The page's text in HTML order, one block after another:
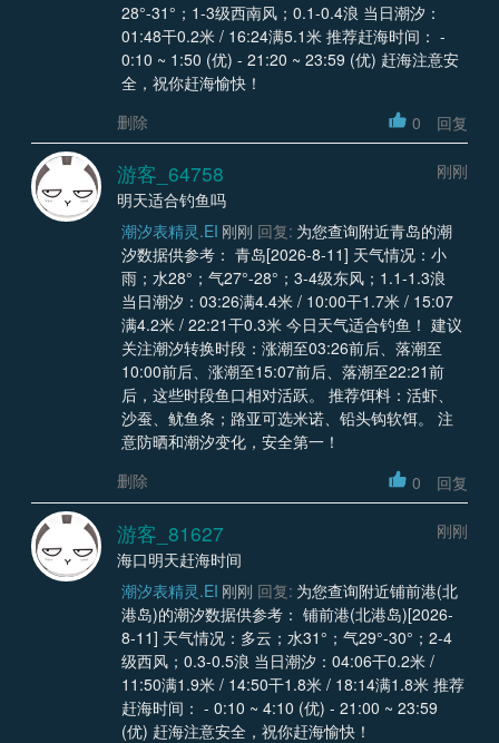
28°-31°；1-3级西南风；0.1-0.4浪 当日潮汐：
01:48干0.2米 / 16:24满5.1米 推荐赶海时间： -
0:10 ~ 1:50 (优) - 21:20 ~ 23:59 (优) 赶海注意安
全，祝你赶海愉快！
删除
0 回复
游客_64758
刚刚
明天适合钓鱼吗
潮汐表精灵.EI 刚刚 回复: 为您查询附近青岛的潮
汐数据供参考： 青岛[2026-8-11] 天气情况：小
雨；水28°；气27°-28°；3-4级东风；1.1-1.3浪
当日潮汐：03:26满4.4米 / 10:00干1.7米 / 15:07
满4.2米 / 22:21干0.3米 今日天气适合钓鱼！ 建议
关注潮汐转换时段：涨潮至03:26前后、落潮至
10:00前后、涨潮至15:07前后、落潮至22:21前
后，这些时段鱼口相对活跃。 推荐饵料：活虾、
沙蚕、鱿鱼条；路亚可选米诺、铅头钩软饵。 注
意防晒和潮汐变化，安全第一！
删除
0 回复
游客_81627
刚刚
海口明天赶海时间
潮汐表精灵.EI 刚刚 回复: 为您查询附近铺前港(北
港岛)的潮汐数据供参考： 铺前港(北港岛)[2026-
8-11] 天气情况：多云；水31°；气29°-30°；2-4
级西风；0.3-0.5浪 当日潮汐：04:06干0.2米 /
11:50满1.9米 / 14:50干1.8米 / 18:14满1.8米 推荐
赶海时间： - 0:10 ~ 4:10 (优) - 21:00 ~ 23:59
(优) 赶海注意安全，祝你赶海愉快！